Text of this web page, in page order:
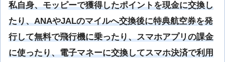
私自身、モッピーで獲得したポイントを現金に交換し
たり、ANAやJALのマイルへ交換後に特典航空券を発
行して無料で飛行機に乗ったり、スマホアプリの課金
に使ったり、電子マネーに交換してスマホ決済で利用